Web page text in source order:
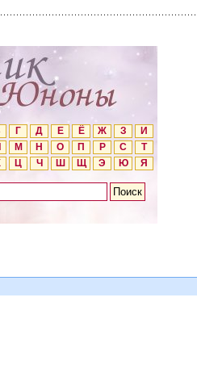
Г Д Е Ё Ж З
И
М Н О П Р С
Т
Ц Ч Ш Щ Э Ю Я